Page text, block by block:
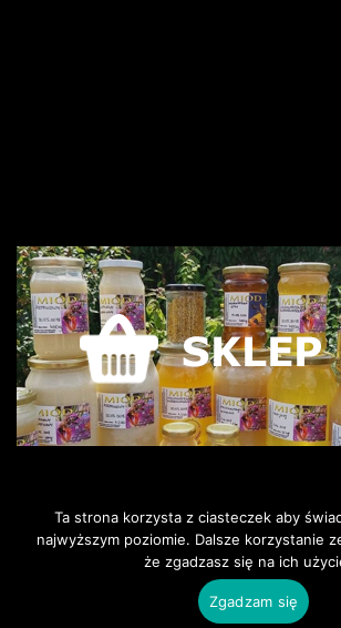
©2018 Pszczoly i my. Wszelkie
Ta strona korzysta z ciasteczek aby
najwyższym poziomie. Dalsze korzystanie
że zgadzasz się na ich
Zgadzam się